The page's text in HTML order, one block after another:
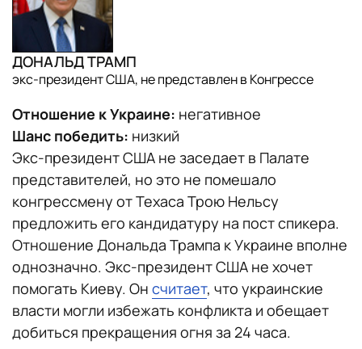
ДОНАЛЬД ТРАМП
экс-президент США, не представлен в Конгрессе
Отношение к Украине: негативное
Шанс победить: низкий
Экс-президент США не заседает в Палате
представителей, но это не помешало
конгрессмену от Техаса Трою Нельсу
предложить его кандидатуру на пост спикера.
Отношение Дональда Трампа к Украине вполне
однозначно. Экс-президент США не хочет
помогать Киеву. Он считает, что украинские
власти могли избежать конфликта и обещает
добиться прекращения огня за 24 часа.